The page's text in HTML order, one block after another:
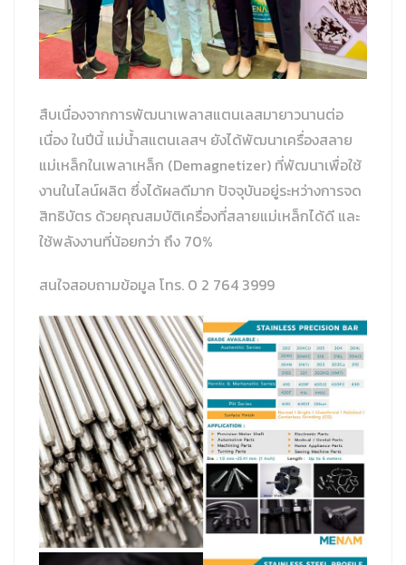
สืบเนื่องจากการพัฒนาเพลาสแตนเลสมายาวนานต่อ
เนื่อง ในปีนี้ แม่น้ำสแตนเลสฯ ยังได้พัฒนาเครื่องสลาย
แม่เหล็กในเพลาเหล็ก (Demagnetizer) ที่พัฒนาเพื่อใช้
งานในไลน์ผลิต ซึ่งได้ผลดีมาก ปัจจุบันอยู่ระหว่างการจด
สิทธิบัตร ด้วยคุณสมบัติเครื่องที่สลายแม่เหล็กได้ดี และ
ใช้พลังงานที่น้อยกว่า ถึง 70%
สนใจสอบถามข้อมูล โทร. 0 2 764 3999